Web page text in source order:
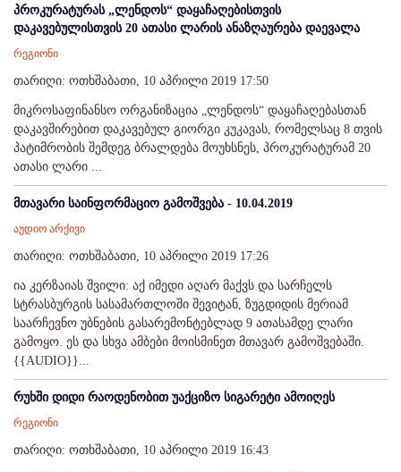
პროკურატურას „ლენდოს“ დაყაჩაღებისთვის
დაკავებულისთვის 20 ათასი ლარის ანაზღაურება დაევალა
რეგიონი
თარიღი: ოთხშაბათი, 10 აპრილი 2019 17:50
მიკროსაფინანსო ორგანიზაცია „ლენდოს“ დაყაჩაღებასთან
დაკავშირებით დაკავებულ გიორგი კუკავას, რომელსაც 8 თვის
პატიმრობის შემდეგ ბრალდება მოუხსნეს, პროკურატურამ 20
ათასი ლარი ...
მთავარი საინფორმაციო გამოშვება - 10.04.2019
აუდიო არქივი
თარიღი: ოთხშაბათი, 10 აპრილი 2019 17:26
ია კერზაიას შვილი: აქ იმედი აღარ მაქვს და სარჩელს
სტრასბურგის სასამართლოში შევიტან, ზუგდიდის მერიამ
საარჩევნო უბნების გასარემონტებლად 9 ათასამდე ლარი
გამოყო. ეს და სხვა ამბები მოისმინეთ მთავარ გამოშვებაში.
{{AUDIO}}...
რუხში დიდი რაოდენობით უაქციზო სიგარეტი ამოიღეს
რეგიონი
თარიღი: ოთხშაბათი, 10 აპრილი 2019 16:43